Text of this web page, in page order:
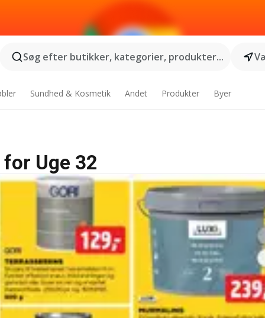
Søg efter butikker, kategorier, produkter...
Sundhed & Kosmetik Andet Produkter Byer
Uge 32